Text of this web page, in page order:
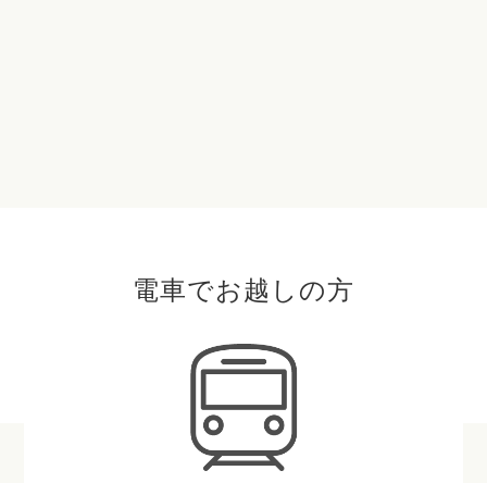
電車でお越しの方